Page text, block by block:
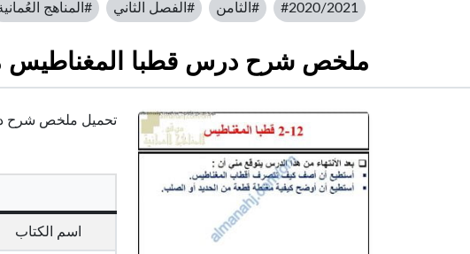
#2020/2021 #الثامن #الفصل الثاني #المناهج
ملخص شرح درس قطبا المغناطيس
تحميل ملخص شرح
اسم الكتاب